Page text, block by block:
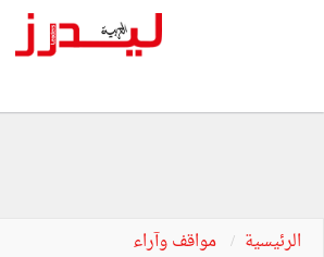
الرئيسية مواقف وآراء